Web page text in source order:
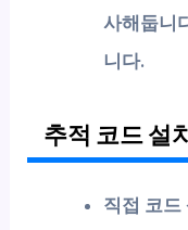
사해둡니
니다.
추적 코드 설
직접 코드